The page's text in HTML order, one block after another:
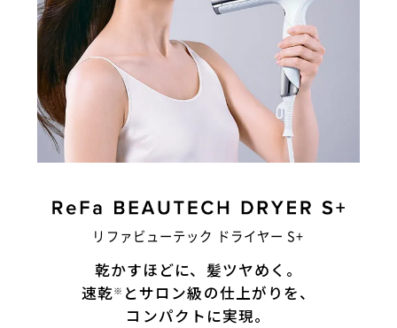
リファビューテック ドライヤー S+
乾かすほどに、髪ツヤめく。
速乾※ とサロン級の仕上がりを、
コンパクトに実現。